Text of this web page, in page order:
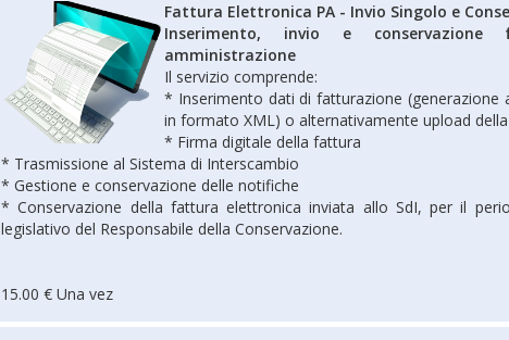
Fattura Elettronica PA - Invio Singolo e
Inserimento, invio e conservazione
amministrazione
Il servizio comprende:
* Inserimento dati di fatturazione (generazione
in formato XML) o alternativamente upload
* Firma digitale della fattura
* Trasmissione al Sistema di Interscambio
* Gestione e conservazione delle notifiche
* Conservazione della fattura elettronica inviata allo SdI, per il
legislativo del Responsabile della Conservazione.
15.00 € Una vez